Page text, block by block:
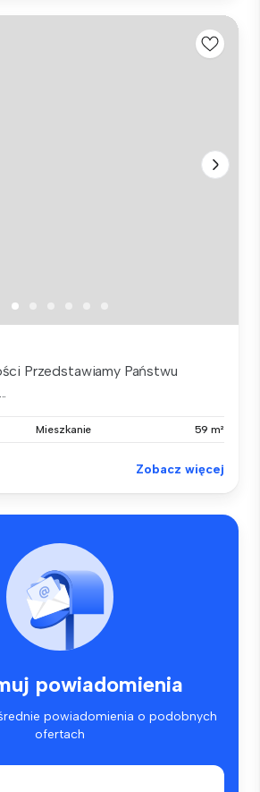
Przedstawiamy Państwu
Mieszkanie 59 m²
Zobacz więcej
powiadomienia
powiadomienia o podobnych
ofertach